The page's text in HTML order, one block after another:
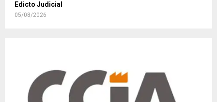
Edicto Judicial
05/08/2026